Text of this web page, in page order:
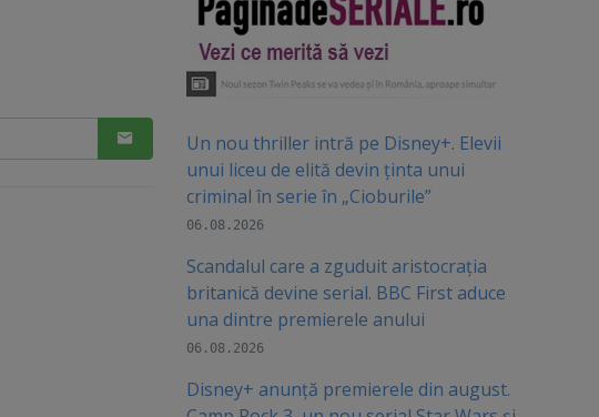
Un nou thriller intră pe Disney+. Elevii
unui liceu de elită devin ținta unui
criminal în serie în „Cioburile”
06.08.2026
Scandalul care a zguduit aristocrația
britanică devine serial. BBC First aduce
una dintre premierele anului
06.08.2026
Disney+ anunță premierele din august.